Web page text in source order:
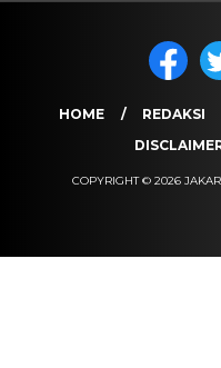
HOME REDAKSI
COPYRIGHT © 2026